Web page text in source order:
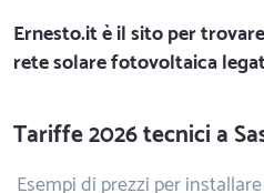
Ernesto.itè il sito per
rete solare fotovoltaica
Tariffe 2026 tecnici a
Esempi di prezzi per